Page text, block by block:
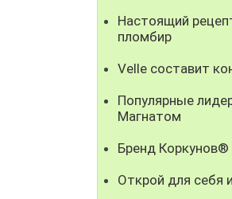
Настоящий
пломбир
Velle составит
Популярные
Магнатом
Бренд
Открой для себя